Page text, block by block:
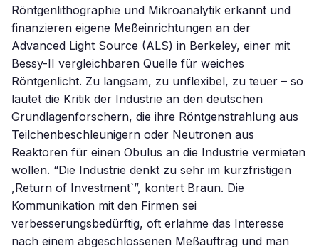
Röntgenlithographie und Mikroanalytik erkannt und
finanzieren eigene Meßeinrichtungen an der
Advanced Light Source (ALS) in Berkeley, einer mit
Bessy-II vergleichbaren Quelle für weiches
Röntgenlicht. Zu langsam, zu unflexibel, zu teuer – so
lautet die Kritik der Industrie an den deutschen
Grundlagenforschern, die ihre Röntgenstrahlung aus
Teilchenbeschleunigern oder Neutronen aus
Reaktoren für einen Obulus an die Industrie vermieten
wollen. “Die Industrie denkt zu sehr im kurzfristigen
,Return of Investment`”, kontert Braun. Die
Kommunikation mit den Firmen sei
verbesserungsbedürftig, oft erlahme das Interesse
nach einem abgeschlossenen Meßauftrag und man